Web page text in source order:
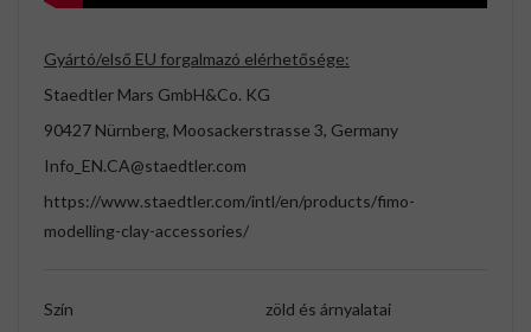
Gyártó/első EU forgalmazó elérhetősége:
Staedtler Mars GmbH&Co. KG
90427 Nürnberg, Moosackerstrasse 3, Germany
Info_EN.CA@staedtler.com
https://www.staedtler.com/intl/en/products/fimo-
modelling-clay-accessories/
Szín
zöld és árnyalatai